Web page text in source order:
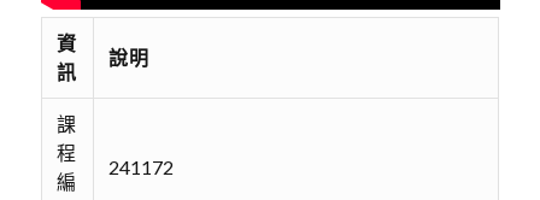
資
訊
說明
課
程
編
241172